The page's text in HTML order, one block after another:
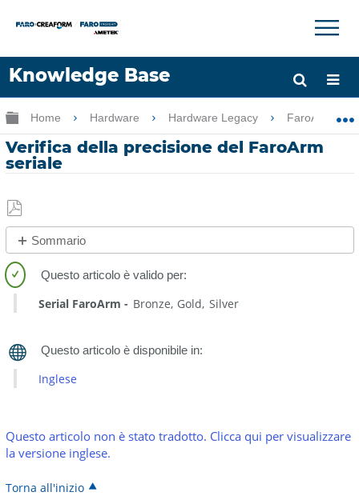
Knowledge Base
Lingua
Chiedere aiuto Accesso
×
Ingrandisci/riduci gerarchia globale
Home Hardware Hardware Legacy FaroArm
Verifica della precisione del FaroArm
seriale
Salva
come
PDF
Sommario
No
intestazioni
Serial FaroArm Bronze Gold Silver
Inglese
Questo articolo non è stato tradotto. Clicca qui per visualizzare
la versione inglese.
Torna all'inizio